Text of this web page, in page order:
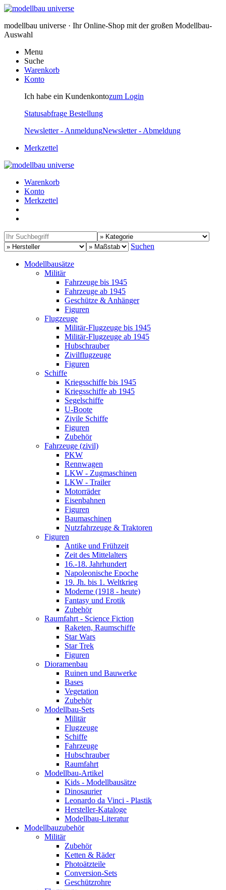
modellbau universe · Ihr Online-Shop mit der großen Modellbau-
Auswahl
Menu
Suche
Warenkorb
Konto
Ich habe ein Kundenkontozum Login
Statusabfrage Bestellung
Newsletter - AnmeldungNewsletter - Abmeldung
Merkzettel
Warenkorb
Konto
Merkzettel
Suchen
Modellbausätze
Militär
Fahrzeuge bis 1945
Fahrzeuge ab 1945
Geschütze & Anhänger
Figuren
Flugzeuge
Militär-Flugzeuge bis 1945
Militär-Flugzeuge ab 1945
Hubschrauber
Zivilflugzeuge
Figuren
Schiffe
Kriegsschiffe bis 1945
Kriegsschiffe ab 1945
Segelschiffe
U-Boote
Zivile Schiffe
Figuren
Zubehör
Fahrzeuge (zivil)
PKW
Rennwagen
LKW - Zugmaschinen
LKW - Trailer
Motorräder
Eisenbahnen
Figuren
Baumaschinen
Nutzfahrzeuge & Traktoren
Figuren
Antike und Frühzeit
Zeit des Mittelalters
16.-18. Jahrhundert
Napoleonische Epoche
19. Jh. bis 1. Weltkrieg
Moderne (1918 - heute)
Fantasy und Erotik
Zubehör
Raumfahrt - Science Fiction
Raketen, Raumschiffe
Star Wars
Star Trek
Figuren
Dioramenbau
Ruinen und Bauwerke
Bases
Vegetation
Zubehör
Modellbau-Sets
Militär
Flugzeuge
Schiffe
Fahrzeuge
Hubschrauber
Raumfahrt
Modellbau-Artikel
Kids - Modellbausätze
Dinosaurier
Leonardo da Vinci - Plastik
Hersteller-Kataloge
Modellbau-Literatur
Modellbauzubehör
Militär
Zubehör
Ketten & Räder
Photoätzteile
Conversion-Sets
Geschützrohre